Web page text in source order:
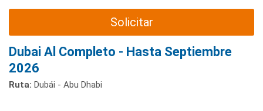
Solicitar
Dubai Al Completo - Hasta Septiembre
2026
Ruta: Dubái - Abu Dhabi